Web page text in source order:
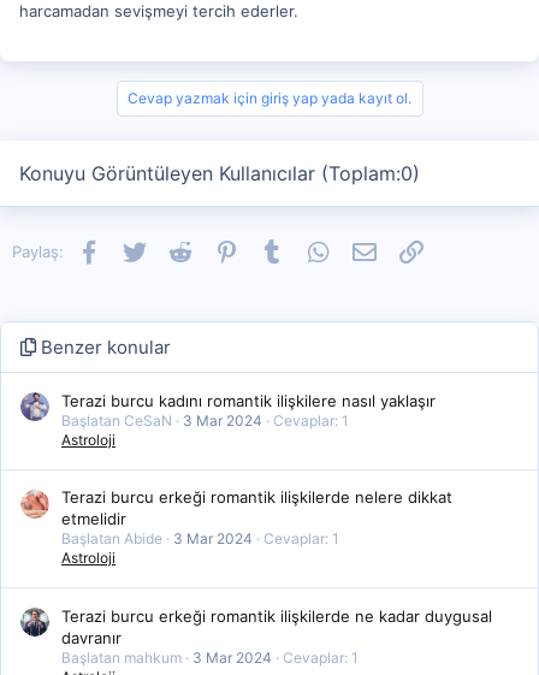
harcamadan sevişmeyi tercih ederler.
Cevap yazmak için giriş yap yada kayıt ol.
Konuyu Görüntüleyen Kullanıcılar (Toplam:0)
Paylaş: Facebook
TwitterReddit PinterestTumblrWhatsApp
E-postaLink
Benzer konular
Terazi burcu kadını romantik ilişkilere nasıl yaklaşır
Başlatan CeSaN 3 Mar 2024
Cevaplar: 1
Astroloji
Terazi burcu erkeği romantik ilişkilerde nelere dikkat
etmelidir
Başlatan Abide 3 Mar 2024
Cevaplar: 1
Astroloji
Terazi burcu erkeği romantik ilişkilerde ne kadar duygusal
davranır
Başlatan mahkum 3 Mar 2024
Cevaplar: 1